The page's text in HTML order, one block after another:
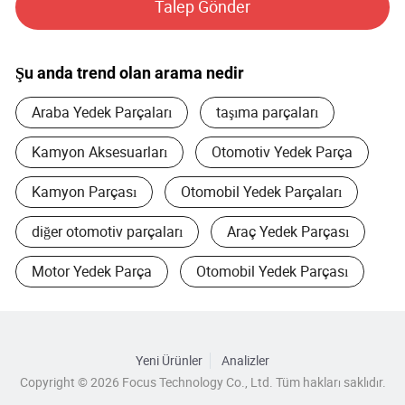
MÜŞTERI TALEBINI KARŞILAMAK IÇIN HOWO LIGHT
FABRIKADA MARŞ MOTORU, RADYATÖR, ARA
SOĞUTUCU, DEBRIYAJ PLAKASI, DEBRIYAJ KAPAĞI, YURT
IÇI VE YURT DIŞI PIYASASINDA SICAK SATIŞ YAPABILEN
FILTRELER, MÜŞTERI TALEBINE GÖRE MANFACTORY'YI
KULLANABILIRIZ.
ÜSTÜN KALITELI ÜRÜNLER, REKABETÇI FIYATLAR VE
DUYARLI HIZMET IÇIN MÜŞTERILERLE YAKIN BIR
IŞBIRLIĞI YAPTIK. ÖNCELIĞIMIZ KREDI OLARAK BIZIZ.
KURULUŞUMUZDAN BERI. TEKNOLOJI, FIYAT, INSAN
KAYNAKLARI VE AĞ AVANTAJLARIMIZDAN
DAHA FAZLA BILGI IÇIN LÜTFEN ABD ILE ILETIŞIME
GEÇIN.
Talep Gönder
Şu anda trend olan arama nedir
Araba Yedek Parçaları taşıma parçaları
Kamyon Aksesuarları Otomotiv Yedek Parça
Kamyon Parçası Otomobil Yedek Parçaları
diğer otomotiv parçaları Araç Yedek Parçası
Motor Yedek Parça Otomobil Yedek Parçası
Yeni Ürünler
Analizler
Copyright © 2026 Focus Technology Co., Ltd. Tüm hakları saklıdır.